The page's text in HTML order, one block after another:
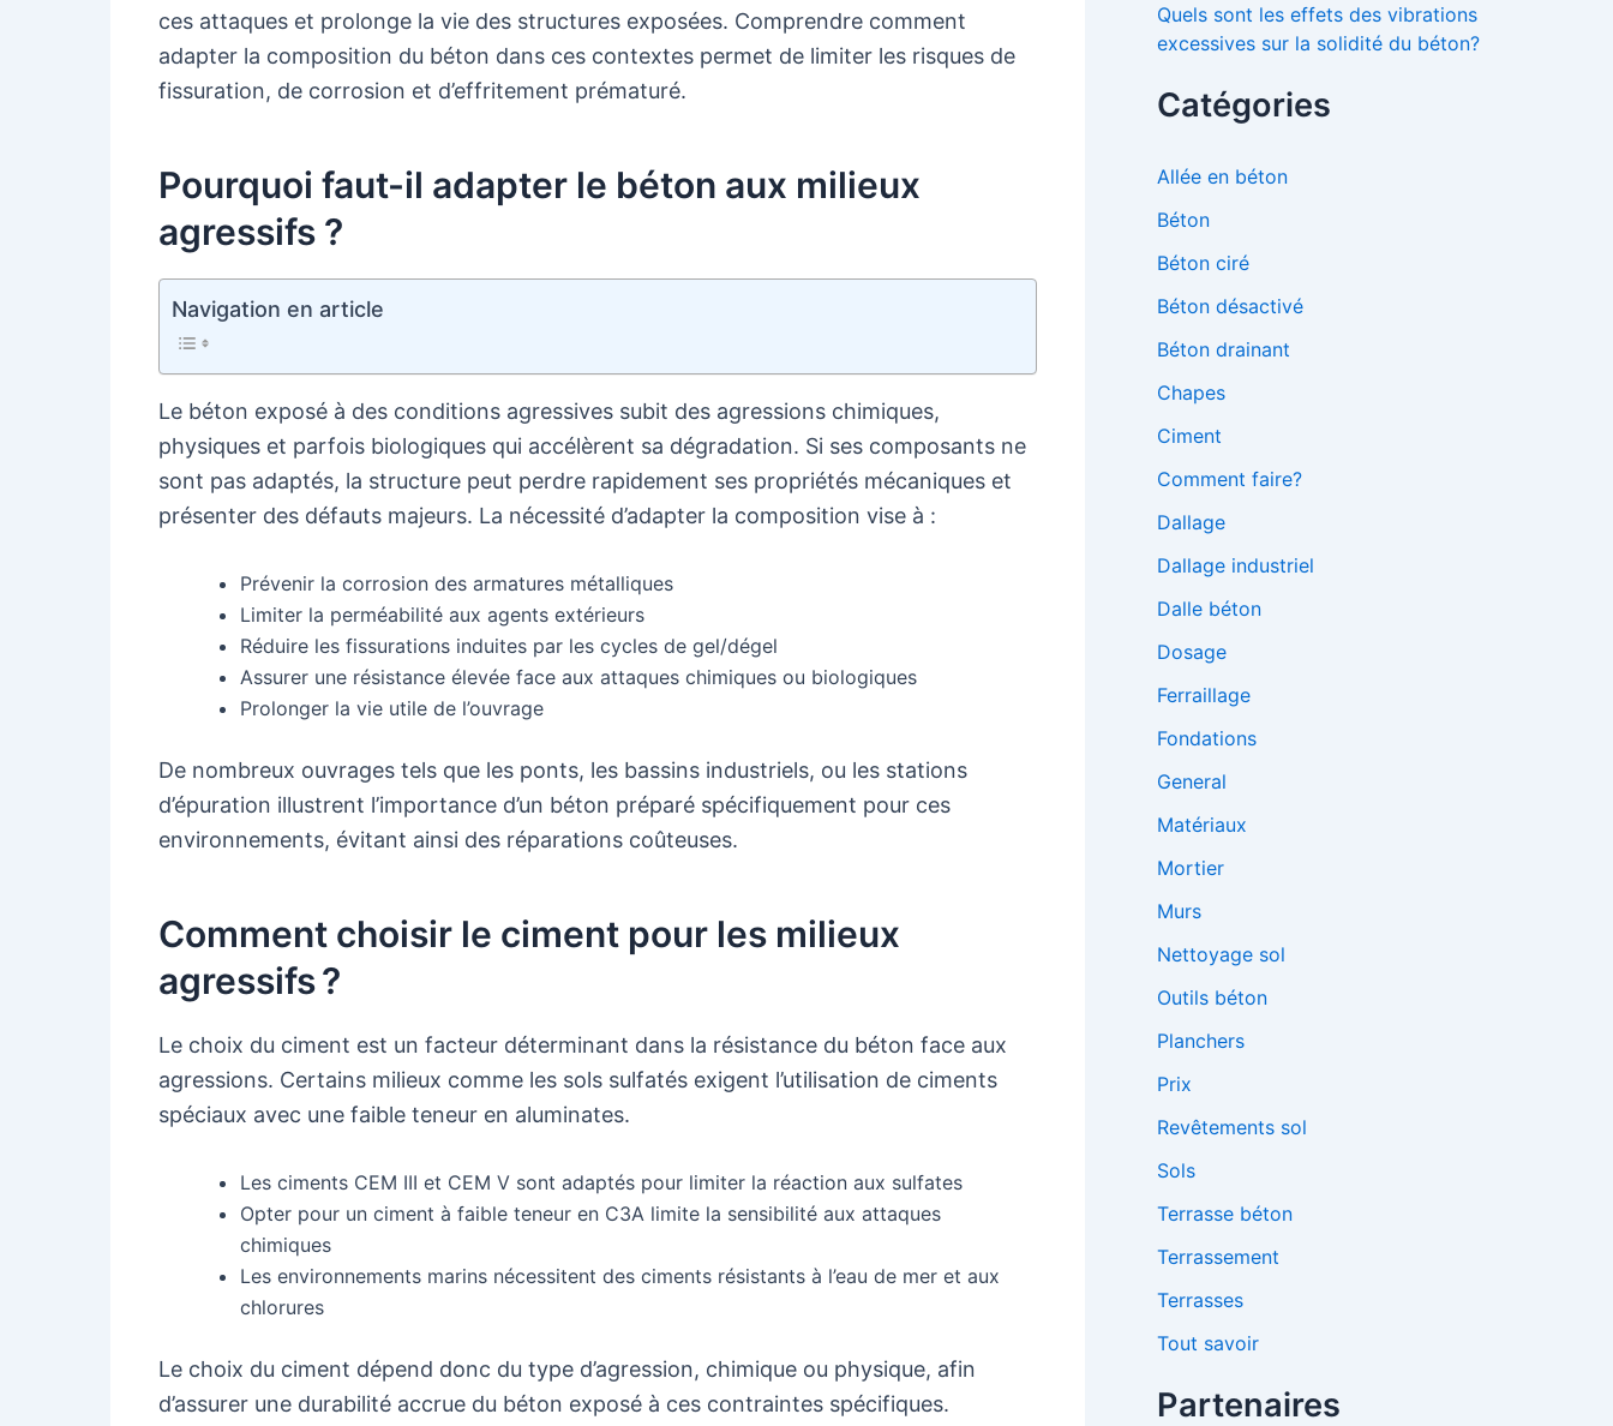
ces attaques et prolonge la vie des structures exposées. Comprendre comment
adapter la composition du béton dans ces contextes permet de limiter les risques de
fissuration, de corrosion et d’effritement prématuré.
Pourquoi faut-il adapter le béton aux milieux
agressifs ?
Navigation en article
Le béton exposé à des conditions agressives subit des agressions chimiques,
physiques et parfois biologiques qui accélèrent sa dégradation. Si ses composants ne
sont pas adaptés, la structure peut perdre rapidement ses propriétés mécaniques et
présenter des défauts majeurs. La nécessité d’adapter la composition vise à :
Prévenir la corrosion des armatures métalliques
Limiter la perméabilité aux agents extérieurs
Réduire les fissurations induites par les cycles de gel/dégel
Assurer une résistance élevée face aux attaques chimiques ou biologiques
Prolonger la vie utile de l’ouvrage
De nombreux ouvrages tels que les ponts, les bassins industriels, ou les stations
d’épuration illustrent l’importance d’un béton préparé spécifiquement pour ces
environnements, évitant ainsi des réparations coûteuses.
Comment choisir le ciment pour les milieux
agressifs ?
Le choix du ciment est un facteur déterminant dans la résistance du béton face aux
agressions. Certains milieux comme les sols sulfatés exigent l’utilisation de ciments
spéciaux avec une faible teneur en aluminates.
Les ciments CEM III et CEM V sont adaptés pour limiter la réaction aux sulfates
Opter pour un ciment à faible teneur en C3A limite la sensibilité aux attaques
chimiques
Les environnements marins nécessitent des ciments résistants à l’eau de mer et aux
chlorures
Le choix du ciment dépend donc du type d’agression, chimique ou physique, afin
d’assurer une durabilité accrue du béton exposé à ces contraintes spécifiques.
Quels sont les effets des vibrations
excessives sur la solidité du béton?
Catégories
Allée en béton
Béton
Béton ciré
Béton désactivé
Béton drainant
Chapes
Ciment
Comment faire?
Dallage
Dallage industriel
Dalle béton
Dosage
Ferraillage
Fondations
General
Matériaux
Mortier
Murs
Nettoyage sol
Outils béton
Planchers
Prix
Revêtements sol
Sols
Terrasse béton
Terrassement
Terrasses
Tout savoir
Partenaires